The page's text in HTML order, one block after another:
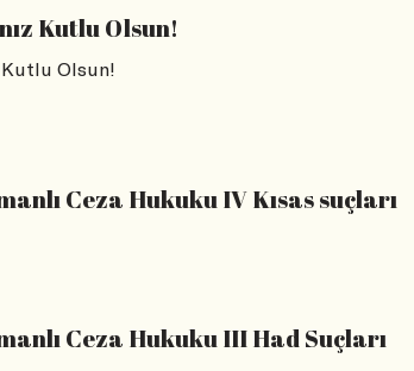
Kutlu Olsun!
Kutlu Olsun!
Ceza Hukuku IV Kısas suçları
Ceza Hukuku III Had Suçları